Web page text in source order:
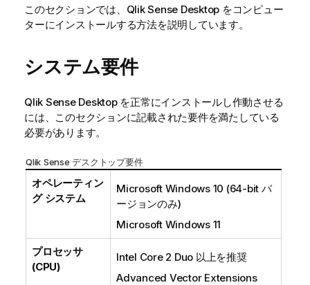
このセクションでは、 Qlik Sense Desktop をコンピュー
ターにインストールする方法を説明しています。
システム要件
Qlik Sense Desktopを正常にインストールし作動させる
には、このセクションに記載された要件を満たしている
必要があります。
Qlik Sense デスクトップ要件
オペレーティン
グ システム
Microsoft Windows10 (64-bit バ
ージョンのみ)
Microsoft Windows11
プロセッサ
(CPU)
Intel Core 2 Duo 以上を推奨
Advanced Vector Extensions